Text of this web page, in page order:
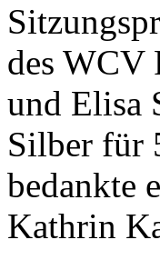
des WCV
und Elisa
Silber für
bedankte
Kathrin